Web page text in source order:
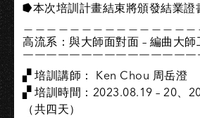
⭓本次培訓計畫結束將頒發結業證
高流系：與大師面對面 – 編曲大師
￣￣￣￣￣￣￣￣￣￣￣￣￣￣￣
▞ 培訓講師： Ken Chou 周岳澄
▞ 培訓時間：2023.08.19 – 20、
（共四天）